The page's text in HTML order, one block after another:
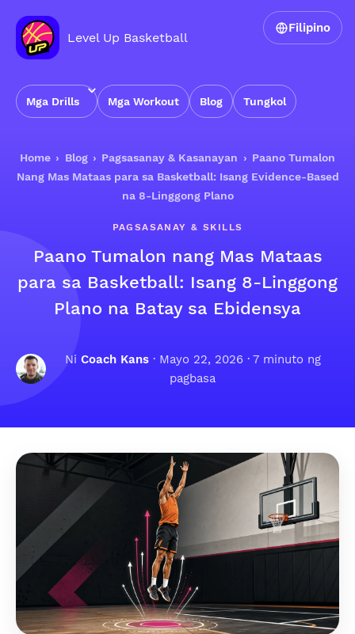
Level Up Basketball
Mga Drills Mga Workout Blog Tungkol
Filipino
Home › Blog › Pagsasanay & Kasanayan › Paano Tumalon
Nang Mas Mataas para sa Basketball: Isang Evidence-Based
na 8-Linggong Plano
PAGSASANAY & SKILLS
Paano Tumalon nang Mas Mataas
para sa Basketball: Isang 8-Linggong
Plano na Batay sa Ebidensya
Ni Coach Kans· Mayo 22, 2026· 7 minuto ng
pagbasa